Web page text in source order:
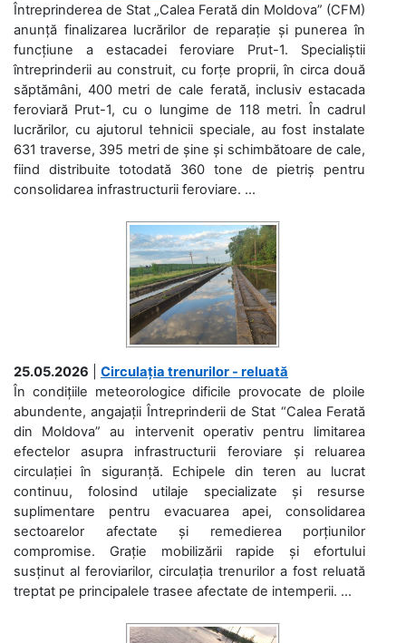
Întreprinderea de Stat „Calea Ferată din Moldova” (CFM)
anunță finalizarea lucrărilor de reparație și punerea în
funcțiune a estacadei feroviare Prut-1. Specialiștii
întreprinderii au construit, cu forțe proprii, în circa două
săptămâni, 400 metri de cale ferată, inclusiv estacada
feroviară Prut-1, cu o lungime de 118 metri. În cadrul
lucrărilor, cu ajutorul tehnicii speciale, au fost instalate
631 traverse, 395 metri de șine și schimbătoare de cale,
fiind distribuite totodată 360 tone de pietriș pentru
consolidarea infrastructurii feroviare. ...
25.05.2026
Circulația trenurilor - reluată
În condițiile meteorologice dificile provocate de ploile
abundente, angajații Întreprinderii de Stat “Calea Ferată
din Moldova” au intervenit operativ pentru limitarea
efectelor asupra infrastructurii feroviare și reluarea
circulației în siguranță. Echipele din teren au lucrat
continuu, folosind utilaje specializate și resurse
suplimentare pentru evacuarea apei, consolidarea
sectoarelor afectate și remedierea porțiunilor
compromise. Grație mobilizării rapide și efortului
susținut al feroviarilor, circulația trenurilor a fost reluată
treptat pe principalele trasee afectate de intemperii. ...